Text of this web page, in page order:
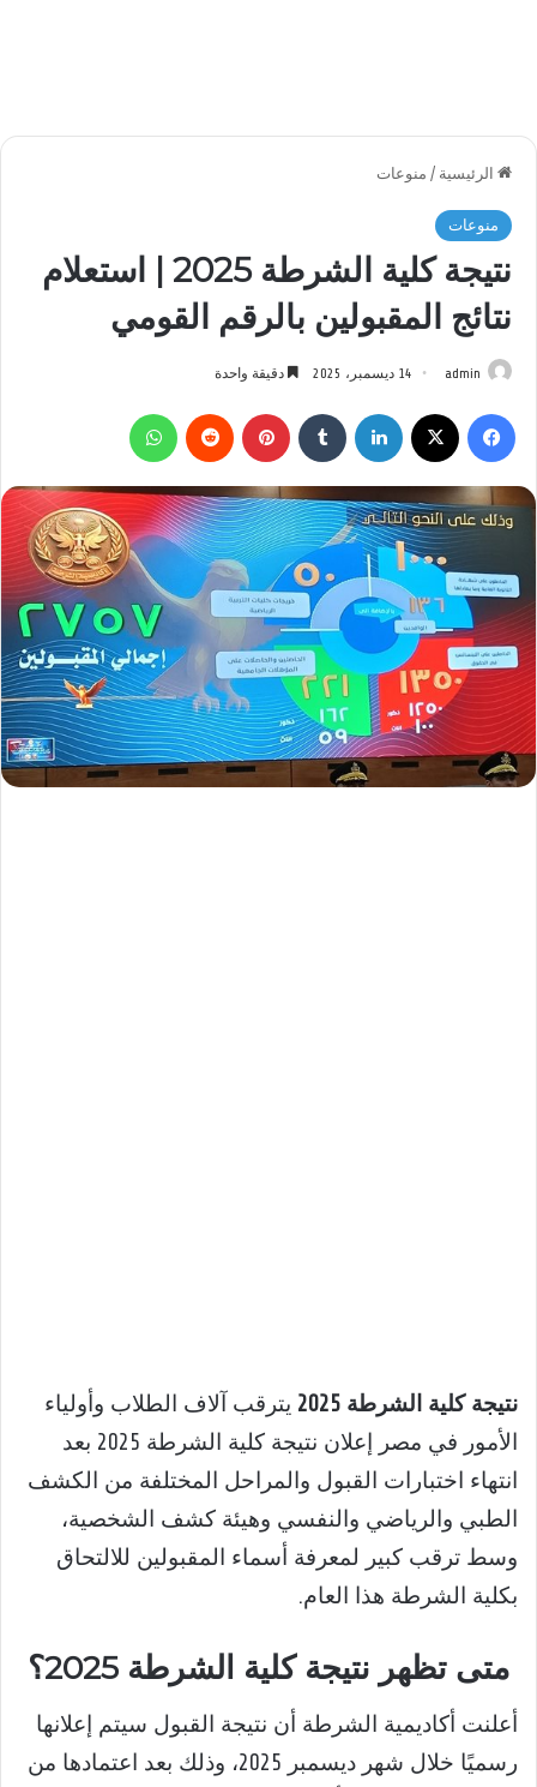
الرئيسية / منوعات
منوعات
نتيجة كلية الشرطة 2025 | استعلام
نتائج المقبولين بالرقم القومي
admin 14 ديسمبر، 2025 دقيقة واحدة
فيسبوك لينكدإن بينتيريست
نتيجة كلية الشرطة 2025
يترقب آلاف الطلاب وأولياء
الأمور في مصر إعلان نتيجة كلية الشرطة 2025 بعد
انتهاء اختبارات القبول والمراحل المختلفة من الكشف
الطبي والرياضي والنفسي وهيئة كشف الشخصية،
وسط ترقب كبير لمعرفة أسماء المقبولين للالتحاق
بكلية الشرطة هذا العام.
متى تظهر نتيجة كلية الشرطة 2025؟
أعلنت أكاديمية الشرطة أن نتيجة القبول سيتم إعلانها
رسميًا خلال شهر ديسمبر 2025، وذلك بعد اعتمادها من